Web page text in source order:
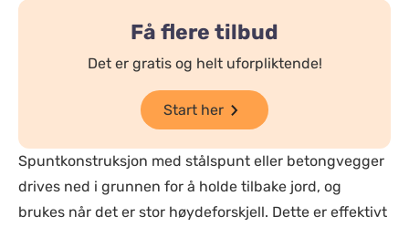
Få flere tilbud
Det er gratis og helt uforpliktende!
Start her
Spuntkonstruksjon med stålspunt eller betongvegger
drives ned i grunnen for å holde tilbake jord, og
brukes når det er stor høydeforskjell. Dette er effektivt